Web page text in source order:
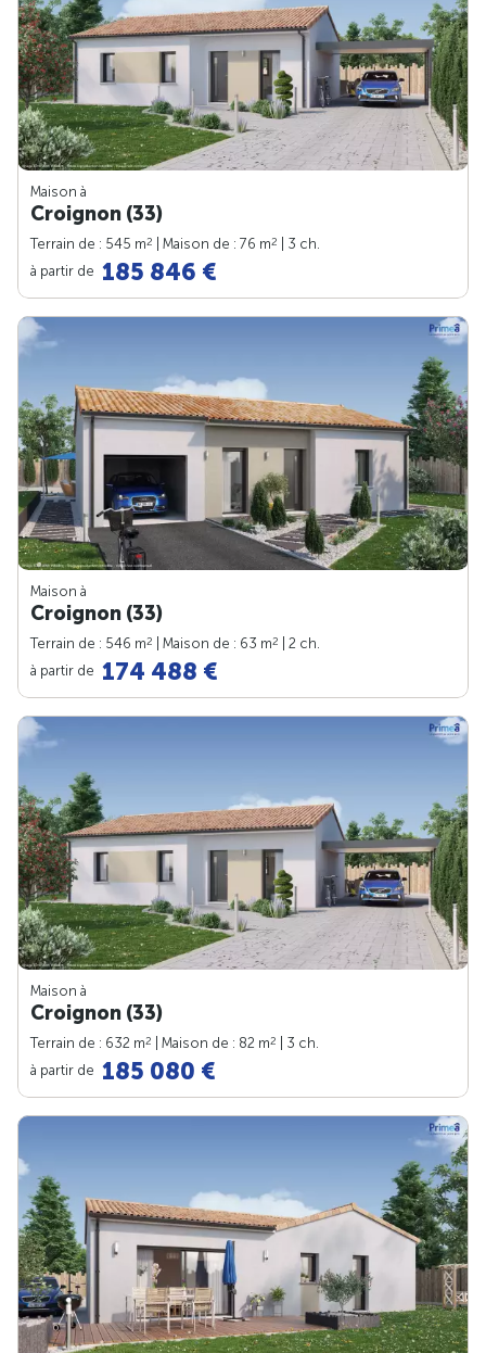
Maison à
Croignon (33)
Terrain de : 545 m2 | Maison de : 76 m2
| 3 ch.
à partir de 185 846 €
Maison à
Croignon (33)
Terrain de : 546 m2 | Maison de : 63 m2
| 2 ch.
à partir de 174 488 €
Maison à
Croignon (33)
Terrain de : 632 m2 | Maison de : 82 m2
| 3 ch.
à partir de 185 080 €